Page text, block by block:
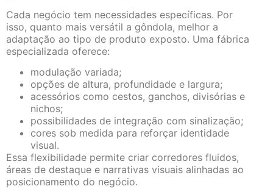
Cada negócio tem necessidades específicas. Por
isso, quanto mais versátil a gôndola, melhor a
adaptação ao tipo de produto exposto. Uma fábrica
especializada oferece:
modulação variada;
opções de altura, profundidade e largura;
acessórios como cestos, ganchos, divisórias e
nichos;
possibilidades de integração com sinalização;
cores sob medida para reforçar identidade
visual.
Essa flexibilidade permite criar corredores fluidos,
áreas de destaque e narrativas visuais alinhadas ao
posicionamento do negócio.